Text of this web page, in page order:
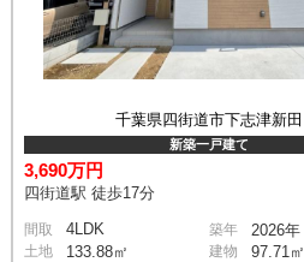
千葉県四街道市下志津新田
新築一戸建て
3,690万円
四街道駅 徒歩17分
間取 4LDK 築年 2026年
土地 133.88㎡ 建物 97.71㎡